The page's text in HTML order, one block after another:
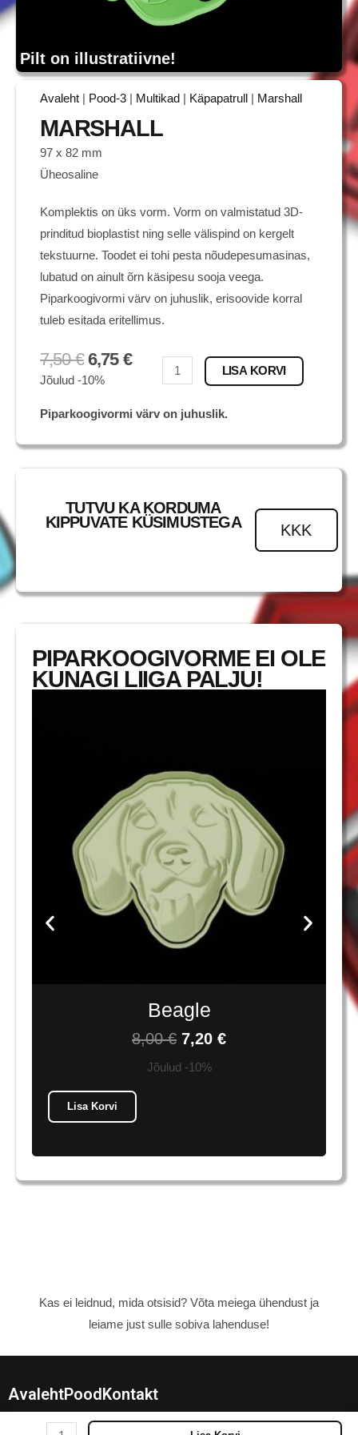
Pilt on illustratiivne!
Avaleht Pood-3 Multikad Käpapatrull Marshall
MARSHALL
97 x 82 mm
Üheosaline
Komplektis on üks vorm. Vorm on valmistatud 3D-
prinditud bioplastist ning selle välispind on kergelt
tekstuurne. Toodet ei tohi pesta nõudepesumasinas,
lubatud on ainult õrn käsipesu sooja veega.
Piparkoogivormi värv on juhuslik, erisoovide korral
tuleb esitada eritellimus.
7,50€ 6,75 €
Jõulud -10%
Marshall
kogus
LISA KORVI
Piparkoogivormi värv on juhuslik.
TUTVU KA KORDUMA
KIPPUVATE KÜSIMUSTEGA
KKK
PIPARKOOGIVORME EI OLE
KUNAGI LIIGA PALJU!
Beagle
8,00€ 7,20 €
Jõulud -10%
Lisa Korvi
Kas ei leidnud, mida otsisid? Võta meiega ühendust ja
leiame just sulle sobiva lahenduse!
AvalehtPoodKontakt
Marshall